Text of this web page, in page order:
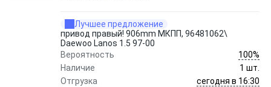
Лучшее предложение
привод правый! 906mm МКПП, 96481062\
Daewoo Lanos 1.5 97-00
Вероятность
100%
Наличие
1 шт.
Отгрузка
сегодня в 16:30